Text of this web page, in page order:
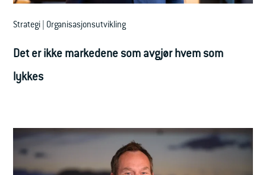
Strategi | Organisasjonsutvikling
Det er ikke markedene som avgjør hvem som
lykkes